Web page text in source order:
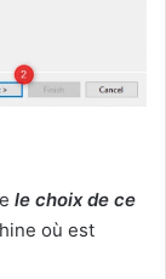
le choix de ce
où est